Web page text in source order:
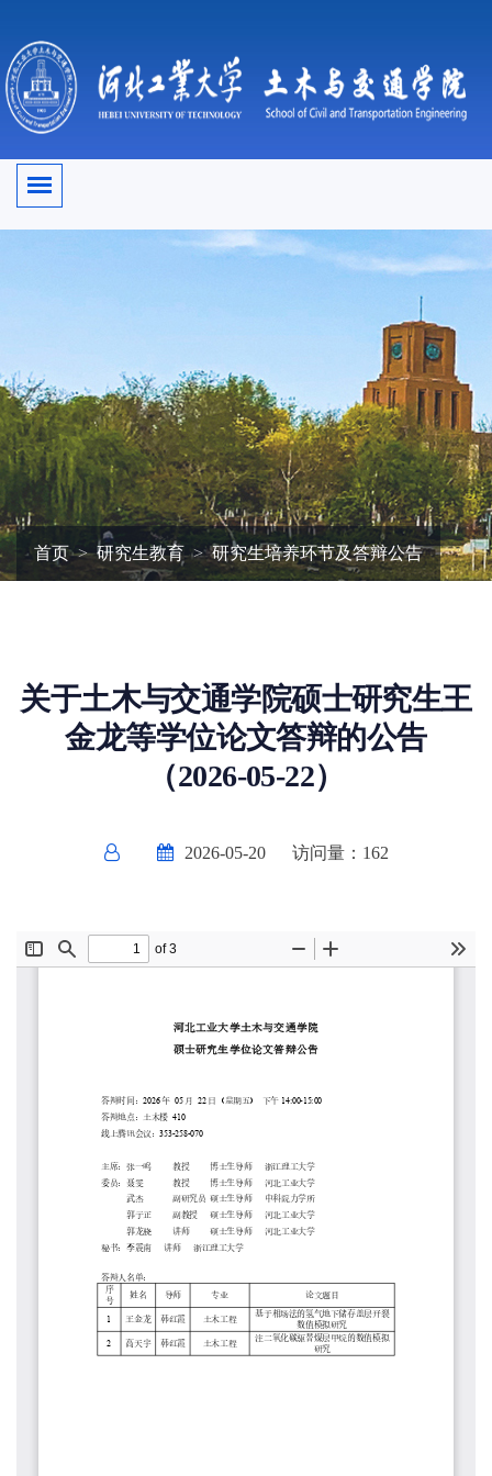
首页 研究生教育 研究生培养环节及答辩公告
关于土木与交通学院硕士研究生王
金龙等学位论文答辩的公告
（2026-05-22）
2026-05-20 访问量： 162